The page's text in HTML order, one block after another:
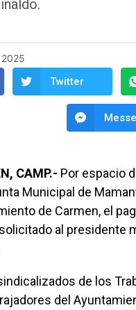
Twitter
CAMP.- Por espacio
Municipal de
de Carmen, el
al presidente
de los
del